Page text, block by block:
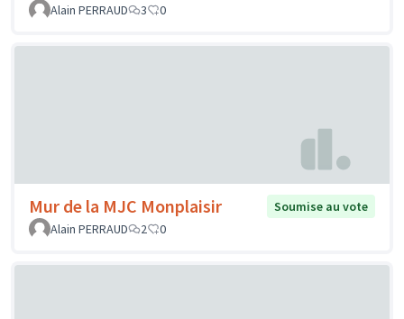
Alain PERRAUD 3 0
Mur de la MJC Monplaisir
Soumise au vote
Alain PERRAUD
2 0